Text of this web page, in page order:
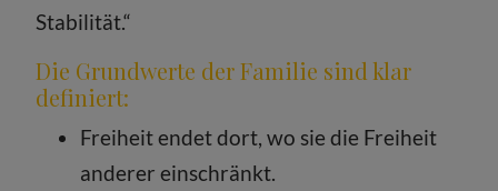
Stabilität.“
Die Grundwerte der Familie sind klar
definiert:
Freiheit endet dort, wo sie die Freiheit
anderer einschränkt.